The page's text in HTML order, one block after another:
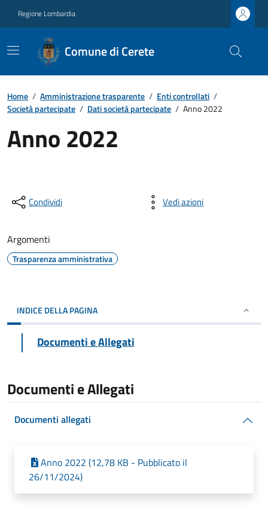
Regione Lombardia
Comune di Cerete
Home / Amministrazione trasparente / Enti controllati /
Società partecipate / Dati società partecipate / Anno 2022
Anno 2022
Condividi Vedi azioni
Argomenti
Trasparenza amministrativa
INDICE DELLA PAGINA
Documenti e Allegati
Documenti e Allegati
Documenti allegati
Anno 2022 (12,78 KB - Pubblicato il
26/11/2024)